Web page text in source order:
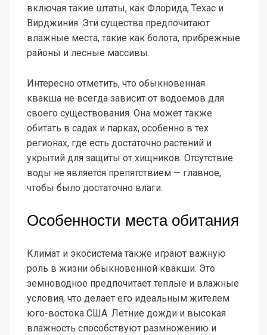
включая такие штаты, как Флорида, Техас и
Вирджиния. Эти существа предпочитают
влажные места, такие как болота, прибрежные
районы и лесные массивы.
Интересно отметить, что обыкновенная
квакша не всегда зависит от водоемов для
своего существования. Она может также
обитать в садах и парках, особенно в тех
регионах, где есть достаточно растений и
укрытий для защиты от хищников. Отсутствие
воды не является препятствием — главное,
чтобы было достаточно влаги.
Особенности места обитания
Климат и экосистема также играют важную
роль в жизни обыкновенной квакши. Это
земноводное предпочитает теплые и влажные
условия, что делает его идеальным жителем
юго-востока США. Летние дожди и высокая
влажность способствуют размножению и